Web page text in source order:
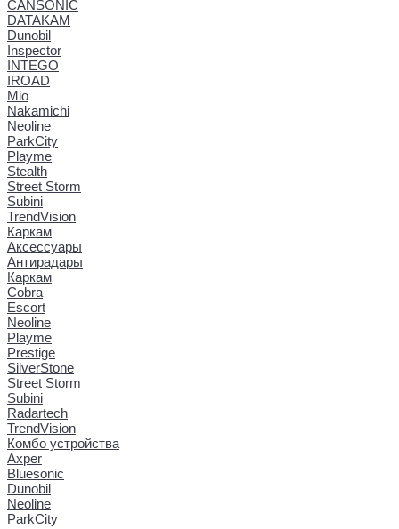
CANSONIC
DATAKAM
Dunobil
Inspector
INTEGO
IROAD
Mio
Nakamichi
Neoline
ParkCity
Playme
Stealth
Street Storm
Subini
TrendVision
Каркам
Аксессуары
Антирадары
Каркам
Cobra
Escort
Neoline
Playme
Prestige
SilverStone
Street Storm
Subini
Radartech
TrendVision
Комбо устройства
Axper
Bluesonic
Dunobil
Neoline
ParkCity